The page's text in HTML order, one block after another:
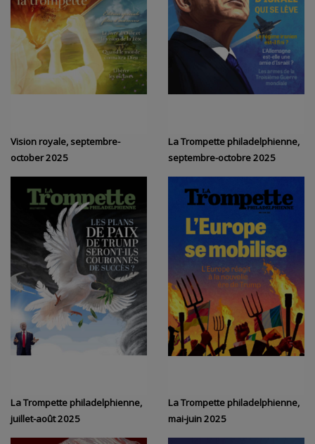
Vision royale, septembre-
october 2025
La Trompette philadelphienne,
septembre-octobre 2025
La Trompette philadelphienne,
juillet-août 2025
La Trompette philadelphienne,
mai-juin 2025